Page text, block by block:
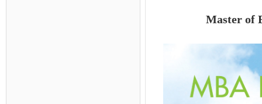
Master of